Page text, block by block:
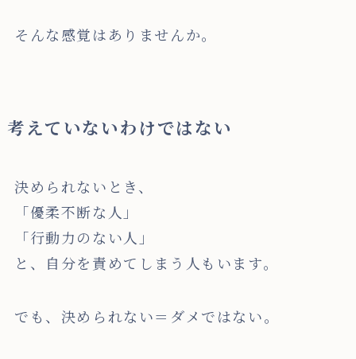
そんな感覚はありませんか。
考えていないわけではない
決められないとき、
「優柔不断な人」
「行動力のない人」
と、自分を責めてしまう人もいます。
でも、決められない＝ダメではない。